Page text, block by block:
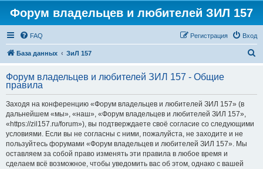
Форум владельцев и любителей ЗИЛ 157
FAQ Вход
Регистрация
База данных ЗиЛ 157
с
Форум владельцев и любителей ЗИЛ 157 - Общие
правила
Заходя на конференцию «Форум владельцев и любителей ЗИЛ 157» (в
дальнейшем «мы», «наш», «Форум владельцев и любителей ЗИЛ 157»,
«https://zil157.ru/forum»), вы подтверждаете своё согласие со следующими
условиями. Если вы не согласны с ними, пожалуйста, не заходите и не
пользуйтесь форумами «Форум владельцев и любителей ЗИЛ 157». Мы
оставляем за собой право изменять эти правила в любое время и
сделаем всё возможное, чтобы уведомить вас об этом, однако с вашей